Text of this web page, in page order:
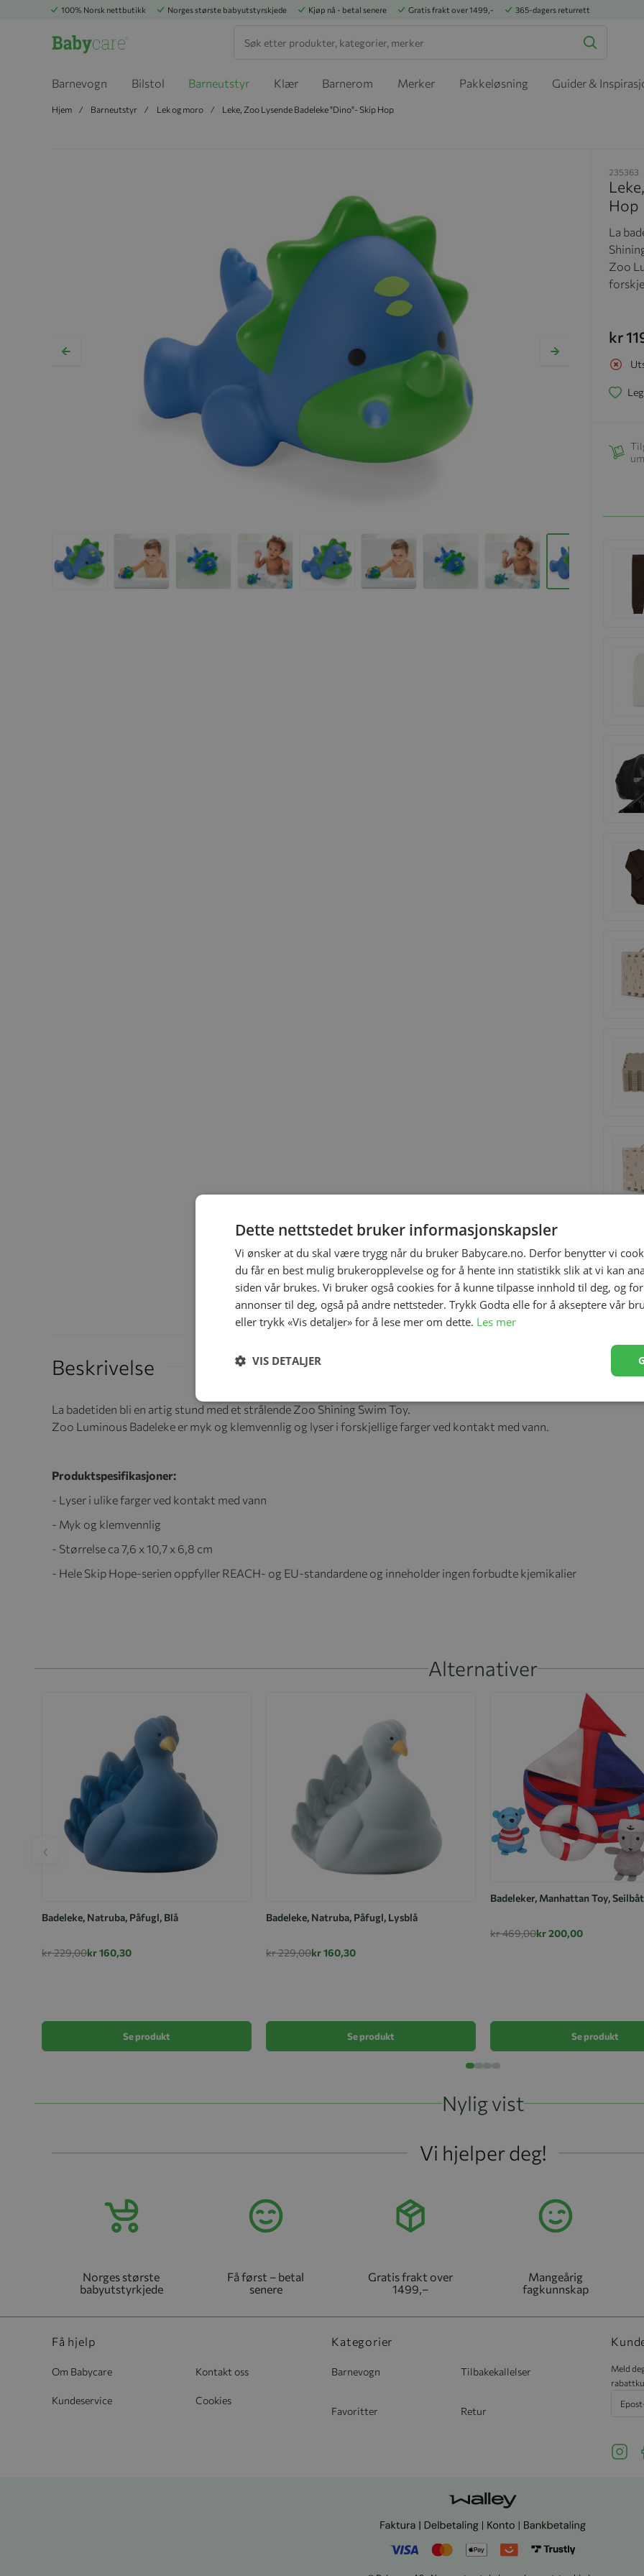
100% Norsk nettbutikk Norges største babyutstyrskjede Kjøp nå - betal senere Gratis frakt over 1499,- 365-dagers returrett
Barnevogn Bilstol Barneutstyr Klær Barnerom Merker Pakkeløsning Guider &
Hjem Barneutstyr Lek og moro Leke, Zoo Lysende Badeleke "Dino"- Skip Hop
235363
Hop
La
Zoo
kr
Beskrivelse
La badetiden bli en artig stund med et strålende Zoo Shining Swim Toy.
Zoo Luminous Badeleke er myk og klemvennlig og lyser i forskjellige farger ved kontakt med vann.
Produktspesifikasjoner:
- Lyser i ulike farger ved kontakt med vann
- Myk og klemvennlig
- Størrelse ca 7,6 x 10,7 x 6,8 cm
- Hele Skip Hope-serien oppfyller REACH- og EU-standardene og inneholder ingen forbudte kjemikalier
Alternativer
Badeleke, Natruba, Påfugl, Blå
kr 229,00kr 160,30
Se produkt
Badeleke, Natruba, Påfugl, Lysblå
kr 229,00kr 160,30
Se produkt
Badeleker, Manhattan Toy, Seilbåt
kr 469,00kr 200,00
Se produkt
‹
Nylig vist
Vi hjelper deg!
Norges største
babyutstyrkjede
Få først – betal
senere
Gratis frakt over
1499,–
Mangeårig
fagkunnskap
Få hjelp
Om Babycare Kontakt oss
Kundeservice Cookies
Kategorier
Barnevogn Tilbakekallelser
Favoritter Retur
Meld
See
Dette nettstedet bruker informasjonskapsler
Vi ønsker at du skal være trygg når du bruker Babycare.no. Derfor benytter vi
du får en best mulig brukeropplevelse og for å hente inn statistikk slik at vi kan
siden vår brukes. Vi bruker også cookies for å kunne tilpasse innhold til deg, og
annonser til deg, også på andre nettsteder. Trykk Godta elle for å akseptere vår
eller trykk «Vis detaljer» for å lese mer om dette. Les mer
VIS DETALJER